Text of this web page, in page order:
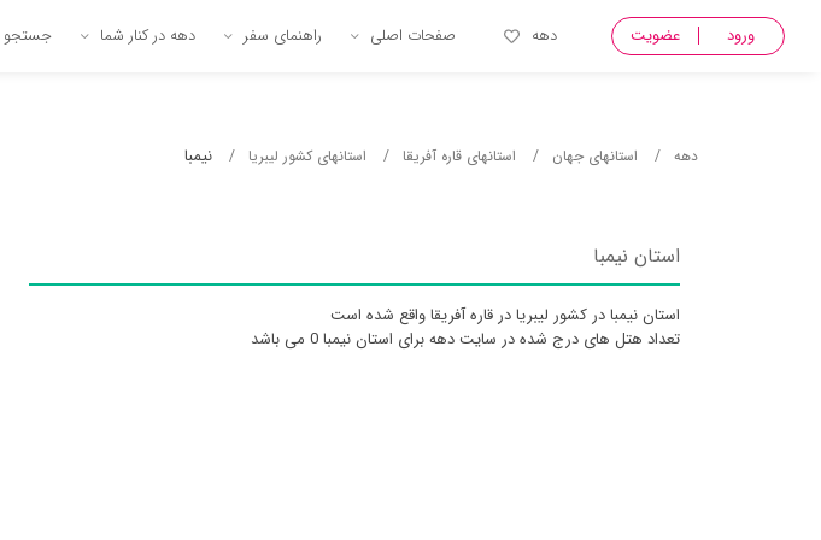
ورود عضویت دهه صفحات اصلی راهنمای سفر دهه در کنار شما جستجو
دهه استانهای جهان استانهای قاره آفریقا استانهای کشور ليبريا نیمبا
استان نیمبا
استان نیمبا در کشور ليبريا در قاره آفریقا واقع شده است
تعداد هتل های درج شده در سایت دهه برای استان نیمبا 0 می باشد